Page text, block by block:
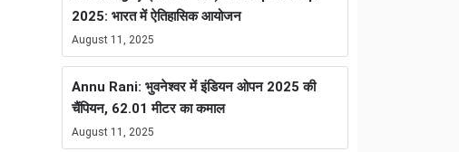
2025: भारत में ऐतिहासिक आयोजन
August 11, 2025
Annu Rani: भुवनेश्वर में इंडियन ओपन 2025 की
चैंपियन, 62.01 मीटर का कमाल
August 11, 2025